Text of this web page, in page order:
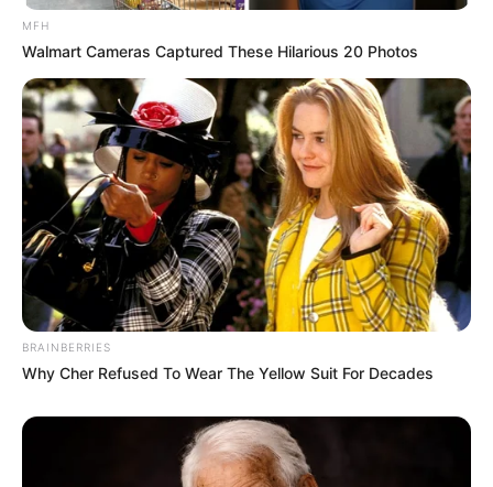
Anti Mainstream, 10 Cara
Membawa Barang Belanjaan
Versi Warga Thailand
Langka Banget! 10 Pose Lucu
Katak yang Bikin Ketawa
Gemes
MFH
Walmart Cameras Captured These Hilarious 20 Photos
BRAINBERRIES
Why Cher Refused To Wear The Yellow Suit For Decades